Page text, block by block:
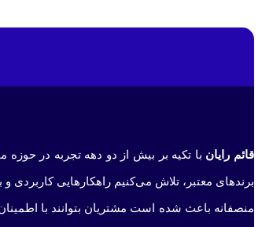
قائم رایان با تکیه بر بیش از دو دهه تجربه در
برندهای معتبر، تلاش می‌کنیم راهکارهایی
منصفانه باعث شده است مشتریان بتوانند با